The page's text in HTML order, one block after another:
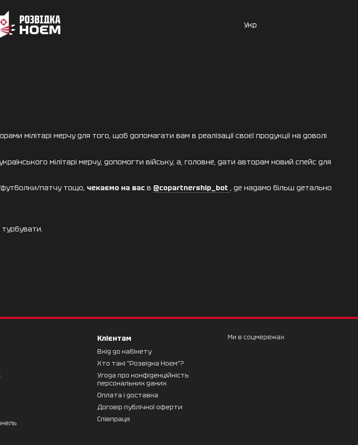
Укр
мілітарі мерчу для того, щоб допомагати вам в реалізації своєї продукції на доволі
мілітарі мерчу, допомогти війську, а, головне, дати авторам новий спейс для
патчу тощо, чекаємо на вас в @copartnership_bot , де надамо більш детально
Клієнтам
Вхід до кабінету
Хто такі "Розвідка Ноєм"?
Угода про конфіденційність
персональних даних
Оплата і доставка
Договір публічної оферти
Cпівпраця
Ми в соцмережах